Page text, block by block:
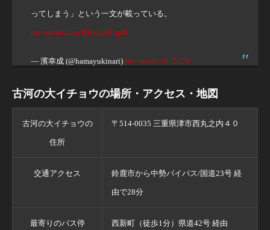
ってしまう」という一文が載っている。
pic.twitter.com/BBy2g9CspH
— 濱幸成 (@hamayukinari) November 18, 2020
古河の大イチョウの場所・アクセス・地図
古河の大イチョウの
住所
〒514-0035 三重県津市西丸之内４０
交通アクセス 鈴鹿市から中勢バイパス/国道23号 経
由で28分
最寄りのバス停 西新町（徒歩1分）県道42号 経由